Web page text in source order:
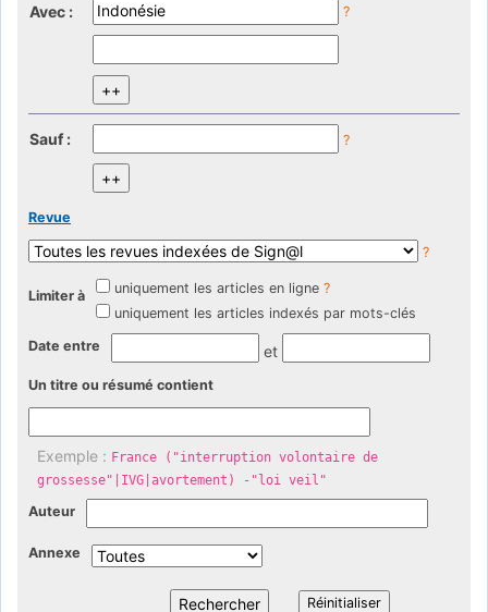
Avec :
?
Sauf : ?
Revue
?
Limiter à uniquement les articles en ligne ?
uniquement les articles indexés par mots-clés
Date entre et
Un titre ou résumé contient
Exemple : France ("interruption volontaire de
grossesse"|IVG|avortement) -"loi veil"
Auteur
Annexe